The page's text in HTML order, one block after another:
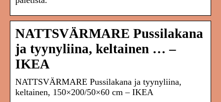
NATTSVÄRMARE Pussilakana
ja tyynyliina, keltainen … –
IKEA
NATTSVÄRMARE Pussilakana ja tyynyliina,
keltainen, 150×200/50×60 cm – IKEA